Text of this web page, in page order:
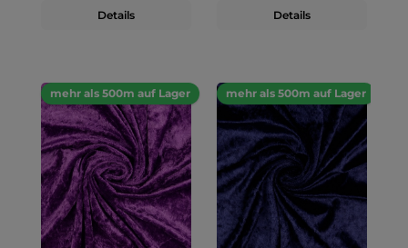
Details Details
mehr als 500m auf Lager mehr als 500m auf Lager